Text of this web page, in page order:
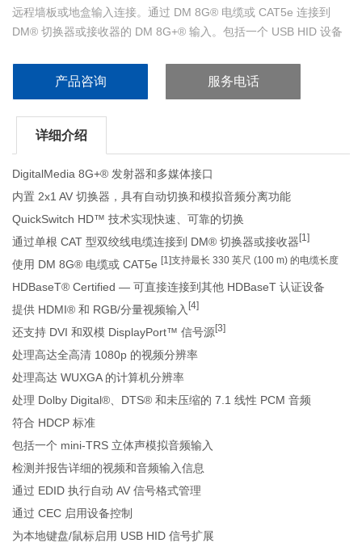
远程墙板或地盒输入连接。通过 DM 8G® 电缆或 CAT5e 连接到
DM® 切换器或接收器的 DM 8G+® 输入。包括一个 USB HID 设备
产品咨询 服务电话
详细介绍
DigitalMedia 8G+® 发射器和多媒体接口
内置 2x1 AV 切换器，具有自动切换和模拟音频分离功能
QuickSwitch HD™ 技术实现快速、可靠的切换
通过单根 CAT 型双绞线电缆连接到 DM® 切换器或接收器[1]
使用 DM 8G® 电缆或 CAT5e[1]支持最长 330 英尺 (100 m) 的电缆长度
HDBaseT® Certified — 可直接连接到其他 HDBaseT 认证设备
提供 HDMI® 和 RGB/分量视频输入[4]
还支持 DVI 和双模 DisplayPort™ 信号源[3]
处理高达全高清 1080p 的视频分辨率
处理高达 WUXGA 的计算机分辨率
处理 Dolby Digital®、DTS® 和未压缩的 7.1 线性 PCM 音频
符合 HDCP 标准
包括一个 mini-TRS 立体声模拟音频输入
检测并报告详细的视频和音频输入信息
通过 EDID 执行自动 AV 信号格式管理
通过 CEC 启用设备控制
为本地键盘/鼠标启用 USB HID 信号扩展